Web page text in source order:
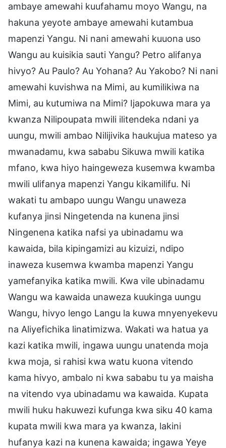
ambaye amewahi kuufahamu moyo Wangu, na
hakuna yeyote ambaye amewahi kutambua
mapenzi Yangu. Ni nani amewahi kuuona uso
Wangu au kuisikia sauti Yangu? Petro alifanya
hivyo? Au Paulo? Au Yohana? Au Yakobo? Ni nani
amewahi kuvishwa na Mimi, au kumilikiwa na
Mimi, au kutumiwa na Mimi? Ijapokuwa mara ya
kwanza Nilipoupata mwili ilitendeka ndani ya
uungu, mwili ambao Nilijivika haukujua mateso ya
mwanadamu, kwa sababu Sikuwa mwili katika
mfano, kwa hiyo haingeweza kusemwa kwamba
mwili ulifanya mapenzi Yangu kikamilifu. Ni
wakati tu ambapo uungu Wangu unaweza
kufanya jinsi Ningetenda na kunena jinsi
Ningenena katika nafsi ya ubinadamu wa
kawaida, bila kipingamizi au kizuizi, ndipo
inaweza kusemwa kwamba mapenzi Yangu
yamefanyika katika mwili. Kwa vile ubinadamu
Wangu wa kawaida unaweza kuukinga uungu
Wangu, hivyo lengo Langu la kuwa mnyenyekevu
na Aliyefichika linatimizwa. Wakati wa hatua ya
kazi katika mwili, ingawa uungu unatenda moja
kwa moja, si rahisi kwa watu kuona vitendo
kama hivyo, ambalo ni kwa sababu tu ya maisha
na vitendo vya ubinadamu wa kawaida. Kupata
mwili huku hakuwezi kufunga kwa siku 40 kama
kupata mwili kwa mara ya kwanza, lakini
hufanya kazi na kunena kawaida; ingawa Yeye